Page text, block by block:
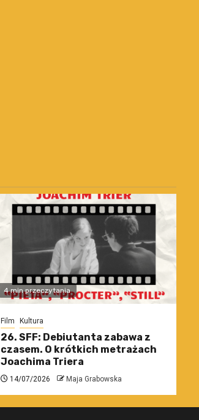
4 min przeczytania
Film Kultura
26. SFF: Debiutanta zabawa z
czasem. O krótkich metrażach
Joachima Triera
14/07/2026 Maja Grabowska